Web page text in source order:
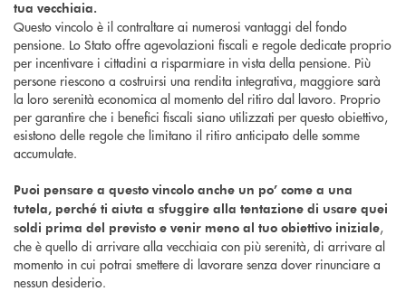
tua vecchiaia.
Questo vincolo è il contraltare ai numerosi vantaggi del fondo
pensione. Lo Stato offre agevolazioni fiscali e regole dedicate proprio
per incentivare i cittadini a risparmiare in vista della pensione. Più
persone riescono a costruirsi una rendita integrativa, maggiore sarà
la loro serenità economica al momento del ritiro dal lavoro. Proprio
per garantire che i benefici fiscali siano utilizzati per questo obiettivo,
esistono delle regole che limitano il ritiro anticipato delle somme
accumulate.
Puoi pensare a questo vincolo anche un po’ come a una
tutela, perché ti aiuta a sfuggire alla tentazione di usare quei
soldi prima del previsto e venir meno al tuo obiettivo iniziale,
che è quello di arrivare alla vecchiaia con più serenità, di arrivare al
momento in cui potrai smettere di lavorare senza dover rinunciare a
nessun desiderio.